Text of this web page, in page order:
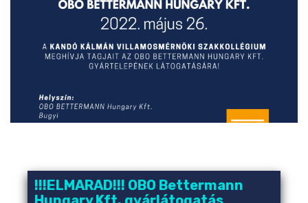
!!!ELMARAD!!! OBO Bettermann